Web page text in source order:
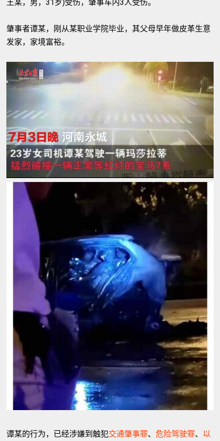
王某，男，31岁)受伤，肇事车内3人受伤。
肇事者谭某，刚从某职业学院毕业，其父母早年做皮革生意
发家，家境富裕。
谭某的行为，已经涉嫌到触犯交通肇事罪、危险驾驶罪、 以